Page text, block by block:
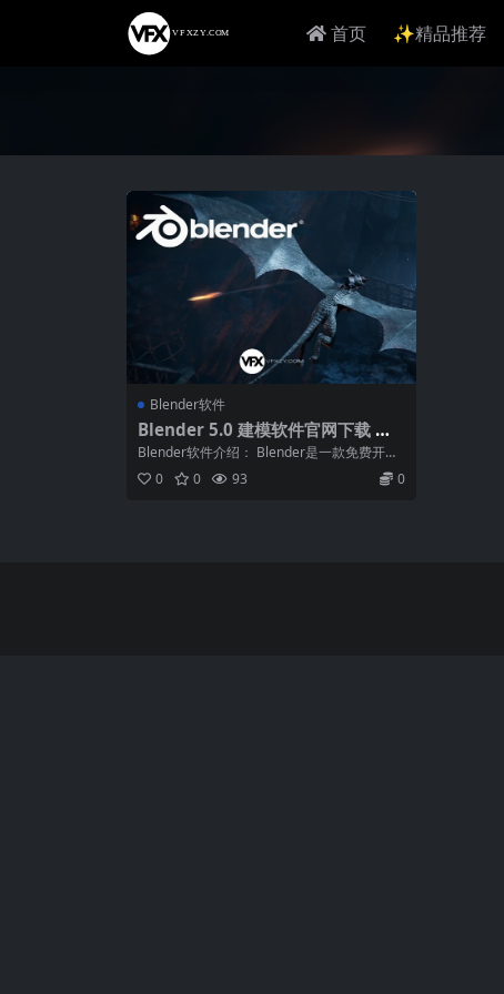
首页 ✨精品推荐
Blender软件
Blender 5.0 建模软件官网下载 Wi
n/Mac/Linux + 历史版本
Blender软件介绍： Blender是一款免费开源
三维图形图像软件，提供从建...
0 0 93 0